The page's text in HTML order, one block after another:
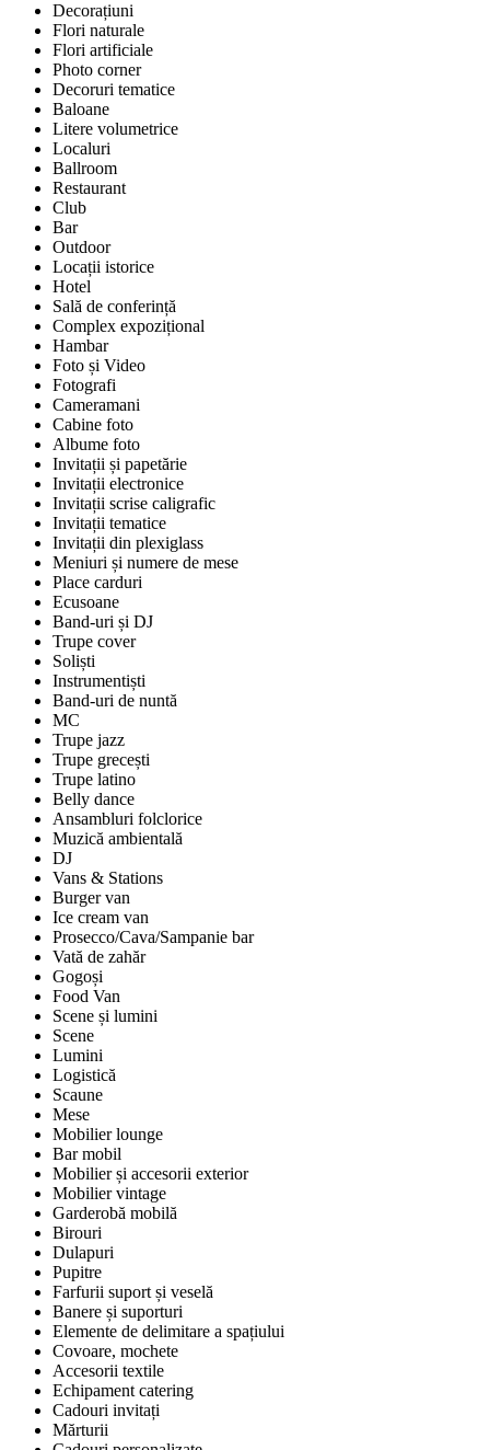
Decorațiuni
Flori naturale
Flori artificiale
Photo corner
Decoruri tematice
Baloane
Litere volumetrice
Localuri
Ballroom
Restaurant
Club
Bar
Outdoor
Locații istorice
Hotel
Sală de conferință
Complex expozițional
Hambar
Foto și Video
Fotografi
Cameramani
Cabine foto
Albume foto
Invitații și papetărie
Invitații electronice
Invitații scrise caligrafic
Invitații tematice
Invitații din plexiglass
Meniuri și numere de mese
Place carduri
Ecusoane
Band-uri și DJ
Trupe cover
Soliști
Instrumentiști
Band-uri de nuntă
MC
Trupe jazz
Trupe grecești
Trupe latino
Belly dance
Ansambluri folclorice
Muzică ambientală
DJ
Vans & Stations
Burger van
Ice cream van
Prosecco/Cava/Sampanie bar
Vată de zahăr
Gogoși
Food Van
Scene și lumini
Scene
Lumini
Logistică
Scaune
Mese
Mobilier lounge
Bar mobil
Mobilier și accesorii exterior
Mobilier vintage
Garderobă mobilă
Birouri
Dulapuri
Pupitre
Farfurii suport și veselă
Banere și suporturi
Elemente de delimitare a spațiului
Covoare, mochete
Accesorii textile
Echipament catering
Cadouri invitați
Mărturii